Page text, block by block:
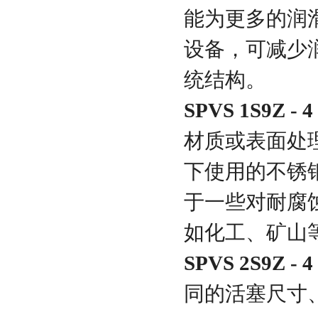
能为更多的润
设备，可减少
统结构。
SPVS 1S9Z -
材质或表面处
下使用的不锈
于一些对耐腐
如化工、矿山
SPVS 2S9Z -
同的活塞尺寸